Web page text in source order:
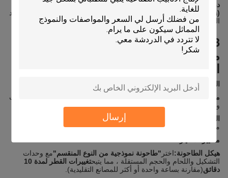
إرسال
دراسة حالة:لقد حقق مصنع قطع غيار السيارات الهندي
(زيادة من 82٪)
مع شركتنا
، تأمين عقد
التوريد مع شركة "تاتا موتورز".
3التصنيع العام: متعددة المواصفات،
مجموعة صغيرة "التشكيل + التغيير
السريع" هو المفتاح
المتطلبات الأساسية:
مواصفات الأنابيب:
قطر 15 ∼ 150 ملم ، سمك الجدار 1 ∼ 5 ملم (للأثاث
والهياكل الميكانيكية وأجهزة الحمام).
التحديات الرئيسية:
مفاتيح قطرها/موادها (فولاذ الكربون/الفولاذ المقاوم للصدأ/الألومنيوم).
معايير الاختيار
هيكل الطاحونة:اختر "طاحونة نموذجية من النوع المنقسم"مع وحدات
التشكيل واللحام والحجم المستقلة ، مما يتيح
تغييرات القطر لمدة 10
دقائق(مقارنة بساعة واحدة أو أكثر للمصانع التقليدية).